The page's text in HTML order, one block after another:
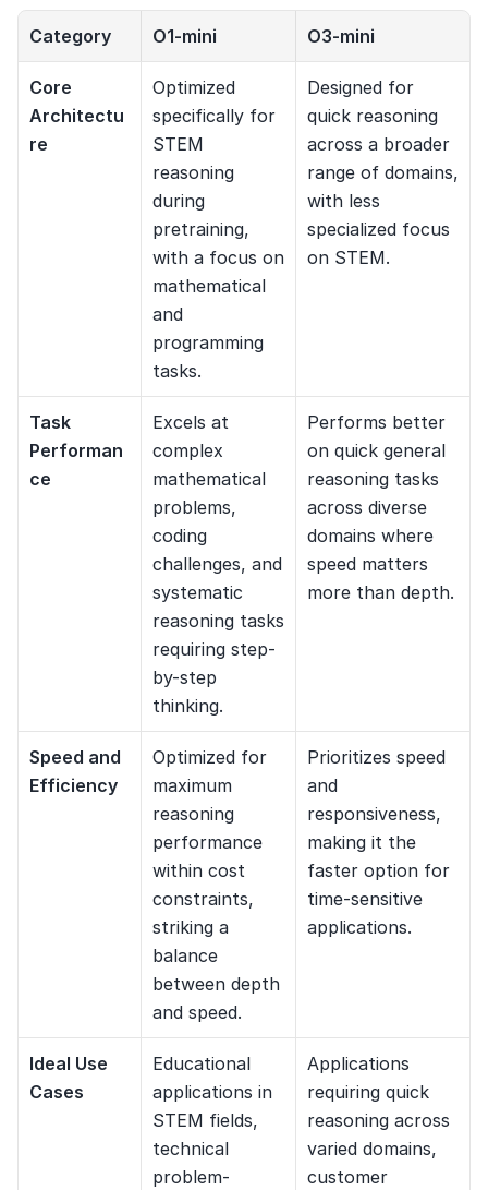
Category O1-mini O3-mini
Core
Architectu
re
Optimized
specifically for
STEM
reasoning
during
pretraining,
with a focus on
mathematical
and
programming
tasks.
Designed for
quick reasoning
across a broader
range of domains,
with less
specialized focus
on STEM.
Task
Performan
ce
Excels at
complex
mathematical
problems,
coding
challenges, and
systematic
reasoning tasks
requiring step-
by-step
thinking.
Performs better
on quick general
reasoning tasks
across diverse
domains where
speed matters
more than depth.
Speed and
Efficiency
Optimized for
maximum
reasoning
performance
within cost
constraints,
striking a
balance
between depth
and speed.
Prioritizes speed
and
responsiveness,
making it the
faster option for
time-sensitive
applications.
Ideal Use
Cases
Educational
applications in
STEM fields,
technical
problem-
Applications
requiring quick
reasoning across
varied domains,
customer